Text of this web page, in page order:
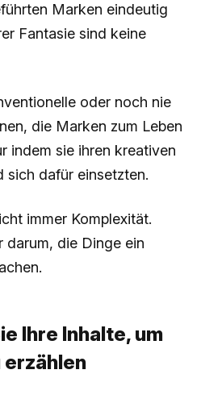
Marken eindeutig
Fantasie sind keine
oder noch nie
die Marken zum Leben
indem sie ihren kreativen
sich dafür einsetzten.
immer Komplexität.
darum, die Dinge ein
Ihre Inhalte, um
erzählen